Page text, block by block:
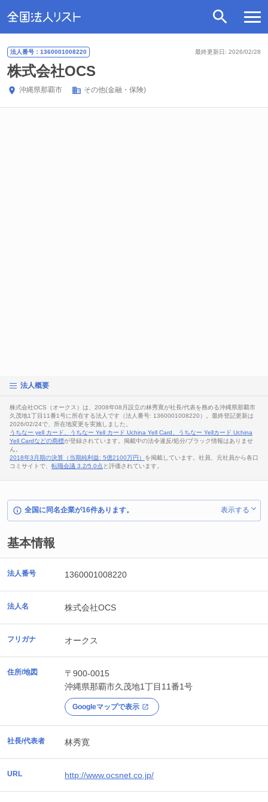
最終更新日: 2026/02/28
法人番号：1360001008220
株式会社OCS
沖縄県那覇市 その他(金融・保険)
法人概要
株式会社OCS（オークス）は、2008年08月設立の林秀寛が社長/代表を務める沖縄県那覇市
久茂地1丁目11番1号に所在する法人です（法人番号: 1360001008220）。最終登記更新は
2026/02/24で、所在地変更を実施しました。
うちなー yell カード、うちなー Yell カード Uchina Yell Card、うちなー Yellカード Uchina
Yell Cardなどの商標が登録されています。掲載中の法令違反/処分/ブラック情報はありませ
ん。
2018年3月期の決算（当期純利益: 5億2100万円） を掲載しています。社員、元社員から各口
コミサイトで、 転職会議 3.2/5.0点 と評価されています。
全国に同名企業が16件あります。 表示する
基本情報
法人番号 1360001008220
法人名 株式会社OCS
フリガナ オークス
住所/地図
〒900-0015
沖縄県那覇市久茂地1丁目11番1号
Googleマップで表示
社長/代表者 林秀寛
URL http://www.ocsnet.co.jp/